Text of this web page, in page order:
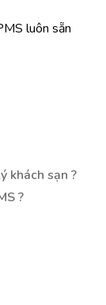
luôn sẵn
khách sạn ?
?